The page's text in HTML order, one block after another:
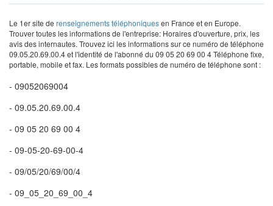
Le 1er site de renseignements téléphoniquesen France et en Europe.
Trouver toutes les informations de l'entreprise: Horaires d'ouverture, prix, les
avis des internautes. Trouvez ici les informations sur ce numéro de téléphone
09.05.20.69.00.4 et l'identité de l'abonné du 09 05 20 69 00 4 Téléphone fixe,
portable, mobile et fax. Les formats possibles de numéro de téléphone sont :
- 09052069004
- 09.05.20.69.00.4
- 09 05 20 69 00 4
- 09-05-20-69-00-4
- 09/05/20/69/00/4
- 09_05_20_69_00_4